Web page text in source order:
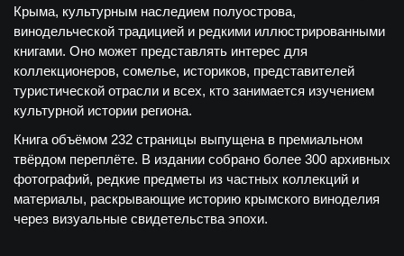
Крыма, культурным наследием полуострова,
винодельческой традицией и редкими иллюстрированными
книгами. Оно может представлять интерес для
коллекционеров, сомелье, историков, представителей
туристической отрасли и всех, кто занимается изучением
культурной истории региона.
Книга объёмом 232 страницы выпущена в премиальном
твёрдом переплёте. В издании собрано более 300 архивных
фотографий, редкие предметы из частных коллекций и
материалы, раскрывающие историю крымского виноделия
через визуальные свидетельства эпохи.